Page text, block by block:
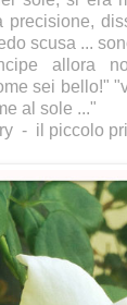
precisione,
scusa ...
allora
sei bello!"
al sole ..."
- il piccolo